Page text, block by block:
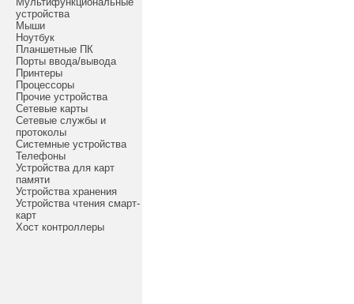
устройства
Мыши
Ноутбук
Планшетные ПК
Порты ввода/вывода
Принтеры
Процессоры
Прочие устройства
Сетевые карты
Сетевые службы и
протоколы
Системные устройства
Телефоны
Устройства для карт
памяти
Устройства хранения
Устройства чтения смарт-
карт
Хост контроллеры